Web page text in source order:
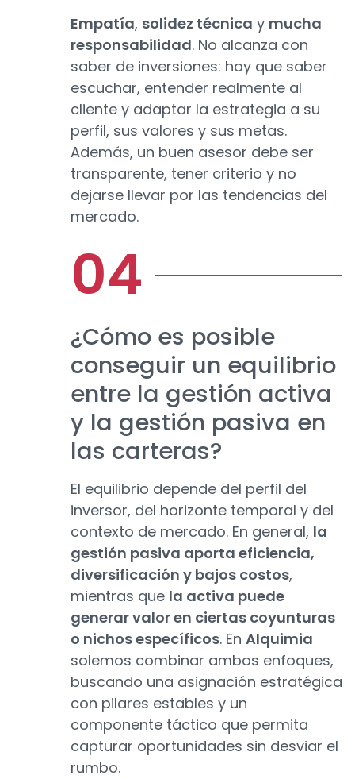
Empatía, solidez técnica y mucha
responsabilidad. No alcanza con
saber de inversiones: hay que saber
escuchar, entender realmente al
cliente y adaptar la estrategia a su
perfil, sus valores y sus metas.
Además, un buen asesor debe ser
transparente, tener criterio y no
dejarse llevar por las tendencias del
mercado.
¿Cómo es posible
conseguir un equilibrio
entre la gestión activa
y la gestión pasiva en
las carteras?
El equilibrio depende del perfil del
inversor, del horizonte temporal y del
contexto de mercado. En general, la
gestión pasiva aporta eficiencia,
diversificación y bajos costos,
mientras que la activa puede
generar valor en ciertas coyunturas
o nichos específicos. En Alquimia
solemos combinar ambos enfoques,
buscando una asignación estratégica
con pilares estables y un
componente táctico que permita
capturar oportunidades sin desviar el
rumbo.